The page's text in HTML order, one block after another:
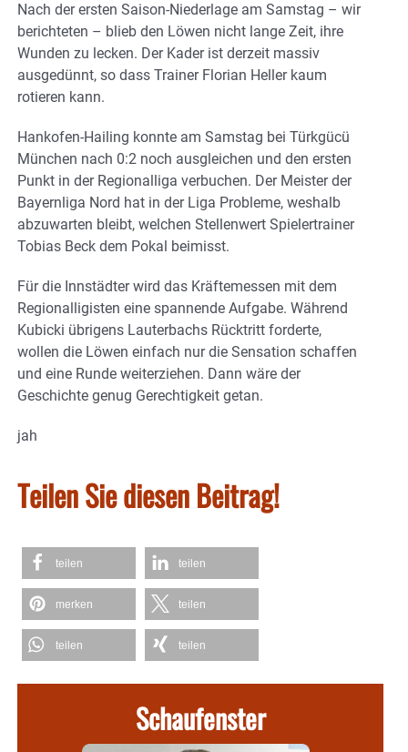
Nach der ersten Saison-Niederlage am Samstag – wir
berichteten – blieb den Löwen nicht lange Zeit, ihre
Wunden zu lecken. Der Kader ist derzeit massiv
ausgedünnt, so dass Trainer Florian Heller kaum
rotieren kann.
Hankofen-Hailing konnte am Samstag bei Türkgücü
München nach 0:2 noch ausgleichen und den ersten
Punkt in der Regionalliga verbuchen. Der Meister der
Bayernliga Nord hat in der Liga Probleme, weshalb
abzuwarten bleibt, welchen Stellenwert Spielertrainer
Tobias Beck dem Pokal beimisst.
Für die Innstädter wird das Kräftemessen mit dem
Regionalligisten eine spannende Aufgabe. Während
Kubicki übrigens Lauterbachs Rücktritt forderte,
wollen die Löwen einfach nur die Sensation schaffen
und eine Runde weiterziehen. Dann wäre der
Geschichte genug Gerechtigkeit getan.
jah
Teilen Sie diesen Beitrag!
teilen teilen
merken teilen
teilen teilen
Schaufenster